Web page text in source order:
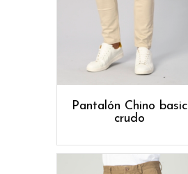
Pantalón Chino basic
crudo